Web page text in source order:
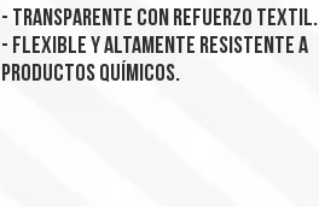
- Transparente con refuerzo textil.
- Flexible y altamente resistente a
productos químicos.